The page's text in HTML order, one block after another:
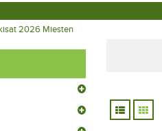
2026 Miesten